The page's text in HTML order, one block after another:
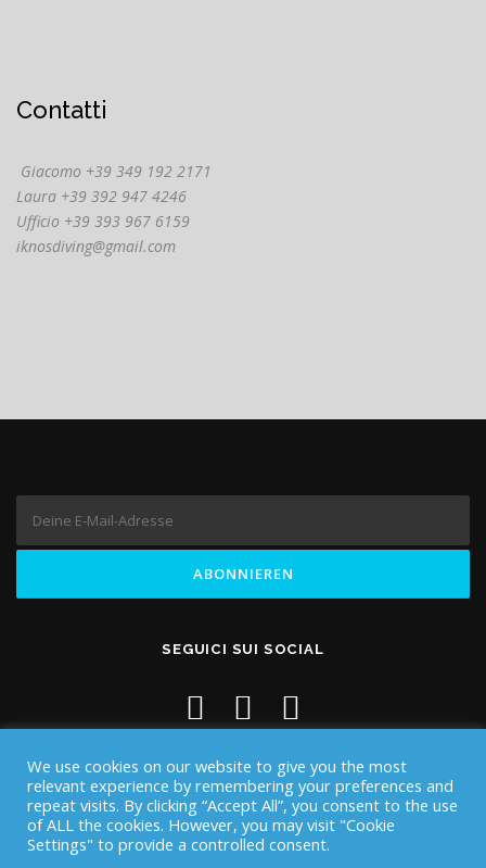
Contatti
Giacomo +39 349 192 2171
Laura +39 392 947 4246
Ufficio +39 393 967 6159
iknosdiving@gmail.com
SEGUICI SUI SOCIAL
Copyright © 2026 Iknos Diving - Sardegna
We use cookies on our website to give you the most
relevant experience by remembering your preferences and
repeat visits. By clicking “Accept All”, you consent to the use
of ALL the cookies. However, you may visit "Cookie
Settings" to provide a controlled consent.